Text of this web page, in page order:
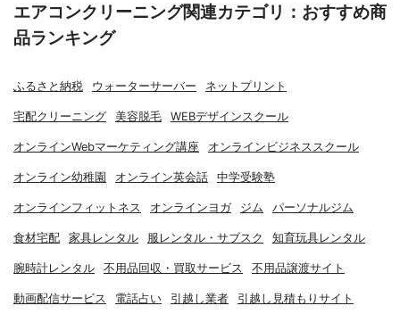
エアコンクリーニング関連カテゴリ：おすすめ商
品ランキング
ふるさと納税 ウォーターサーバー ネットプリント
宅配クリーニング 美容脱毛 WEBデザインスクール
オンラインWebマーケティング講座 オンラインビジネススクール
オンライン幼稚園 オンライン英会話 中学受験塾
オンラインフィットネス オンラインヨガ ジム パーソナルジム
食材宅配 家具レンタル 服レンタル・サブスク 知育玩具レンタル
腕時計レンタル 不用品回収・買取サービス 不用品譲渡サイト
動画配信サービス 電話占い 引越し業者 引越し見積もりサイト